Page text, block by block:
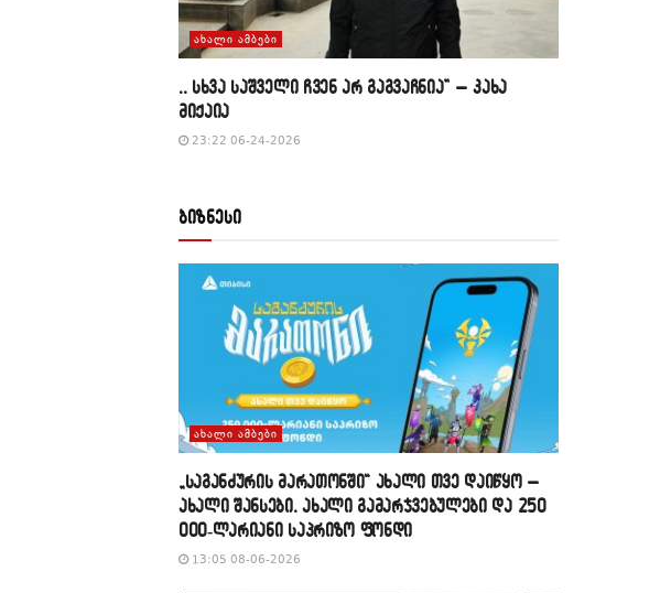
ᲐᲮᲐᲚᲘ ᲐᲛᲑᲔᲑᲘ
,, სხვა საშველი ჩვენ არ გაგვაჩნია” – კახა
მიქაია
23:22 06-24-2026
ბიზნესი
ᲐᲮᲐᲚᲘ ᲐᲛᲑᲔᲑᲘ
„საგანძურის მარათონში“ ახალი თვე დაიწყო –
ახალი შანსები, ახალი გამარჯვებულები და 250
000-ლარიანი საპრიზო ფონდი
13:05 08-06-2026